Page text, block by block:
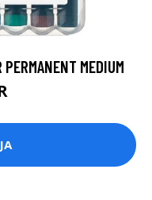
MEDIUM